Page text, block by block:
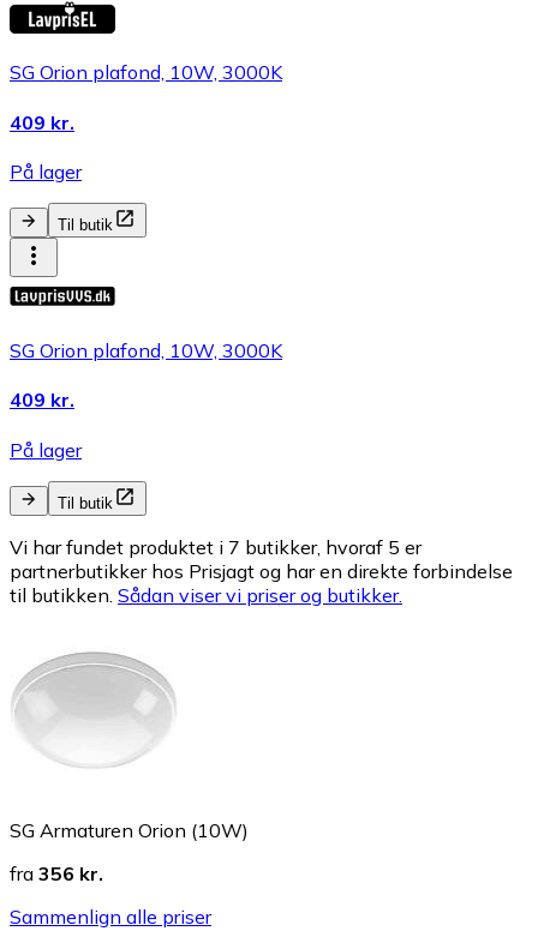
SG Orion plafond, 10W, 3000K
409 kr.
På lager
Til butik
SG Orion plafond, 10W, 3000K
409 kr.
På lager
Til butik
Vi har fundet produktet i 7 butikker, hvoraf 5 er
partnerbutikker hos Prisjagt og har en direkte forbindelse
til butikken. Sådan viser vi priser og butikker.
SG Armaturen Orion (10W)
fra 356 kr.
Sammenlign alle priser